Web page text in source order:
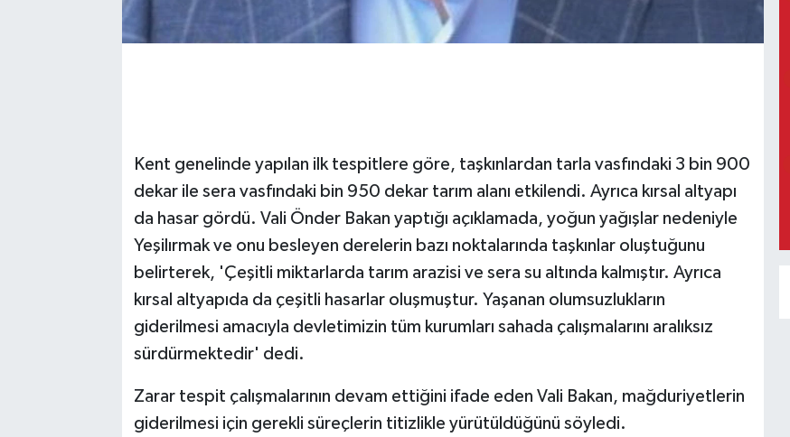
Kent genelinde yapılan ilk tespitlere göre, taşkınlardan tarla vasfındaki 3 bin 900
dekar ile sera vasfındaki bin 950 dekar tarım alanı etkilendi. Ayrıca kırsal altyapı
da hasar gördü. Vali Önder Bakan yaptığı açıklamada, yoğun yağışlar nedeniyle
Yeşilırmak ve onu besleyen derelerin bazı noktalarında taşkınlar oluştuğunu
belirterek, 'Çeşitli miktarlarda tarım arazisi ve sera su altında kalmıştır. Ayrıca
kırsal altyapıda da çeşitli hasarlar oluşmuştur. Yaşanan olumsuzlukların
giderilmesi amacıyla devletimizin tüm kurumları sahada çalışmalarını aralıksız
sürdürmektedir' dedi.
Zarar tespit çalışmalarının devam ettiğini ifade eden Vali Bakan, mağduriyetlerin
giderilmesi için gerekli süreçlerin titizlikle yürütüldüğünü söyledi.